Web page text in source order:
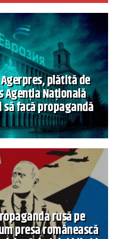
plătită de
Agenția Națională
facă propagandă
rusă pe
presa românească